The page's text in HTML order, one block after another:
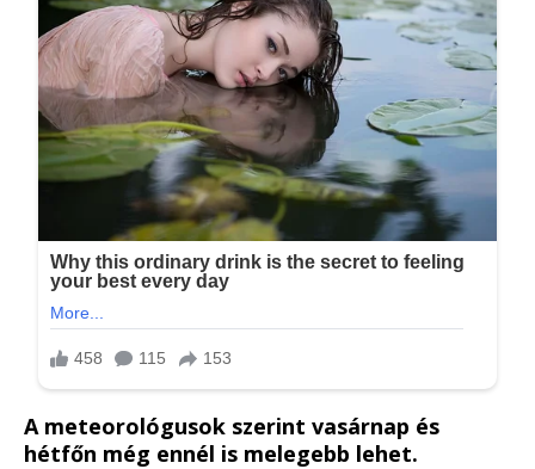
A meteorológusok szerint vasárnap és
hétfőn még ennél is melegebb lehet.